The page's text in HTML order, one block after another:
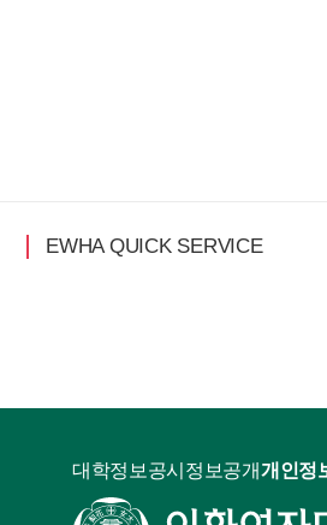
EWHA QUICK SERVICE
대학정보공시 정보공개개인정